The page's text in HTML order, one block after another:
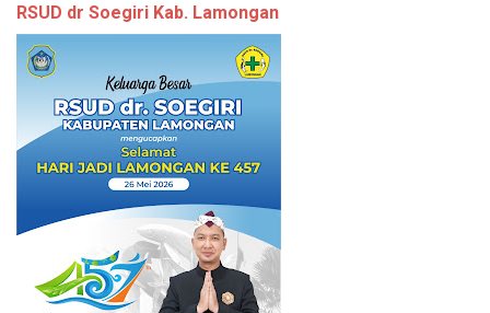
RSUD dr Soegiri Kab. Lamongan